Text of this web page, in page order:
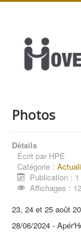
Photos
Détails
Écrit par HPE
Catégorie :
Publication :
Affichages :
23, 24 et 25 août
28/06/2024 -